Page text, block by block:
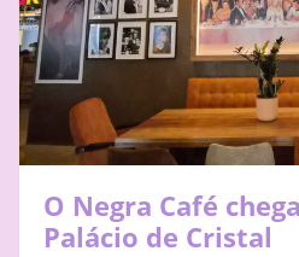
O Negra Café
Palácio de Cristal
STAY
BUSINESS
ABOUT